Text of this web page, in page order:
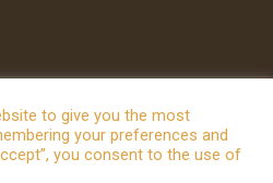
group | All Rights Reserved |
to give you the most
your preferences and
you consent to the use of